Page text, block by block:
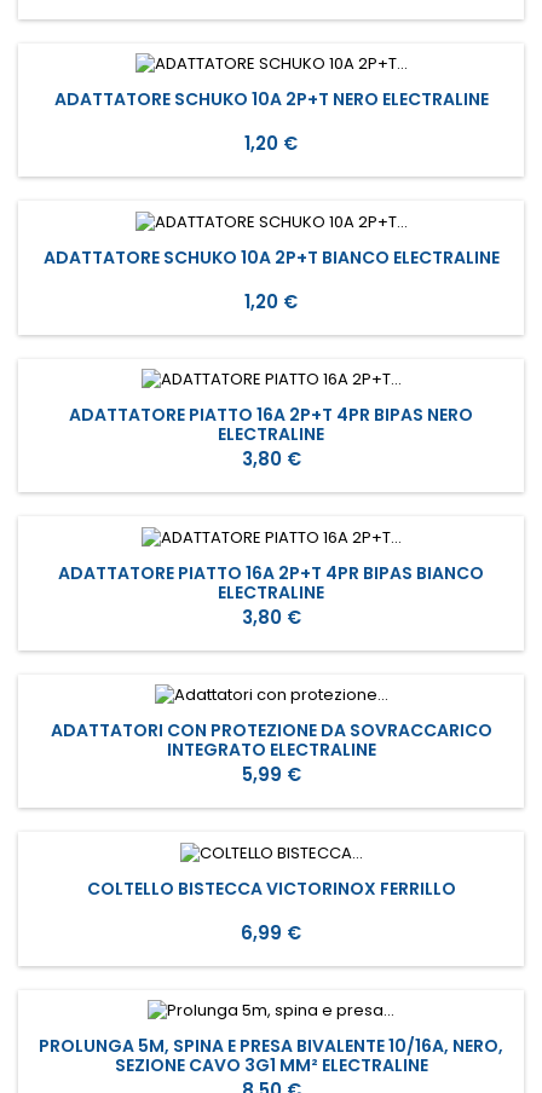
ADATTATORE SCHUKO 10A 2P+T NERO ELECTRALINE
Prezzo
1,20 €
ADATTATORE SCHUKO 10A 2P+T BIANCO ELECTRALINE
Prezzo
1,20 €
ADATTATORE PIATTO 16A 2P+T 4PR BIPAS NERO
ELECTRALINE
Prezzo
3,80 €
ADATTATORE PIATTO 16A 2P+T 4PR BIPAS BIANCO
ELECTRALINE
Prezzo
3,80 €
ADATTATORI CON PROTEZIONE DA SOVRACCARICO
INTEGRATO ELECTRALINE
Prezzo
5,99 €
COLTELLO BISTECCA VICTORINOX FERRILLO
Prezzo
6,99 €
PROLUNGA 5M, SPINA E PRESA BIVALENTE 10/16A, NERO,
SEZIONE CAVO 3G1 MM² ELECTRALINE